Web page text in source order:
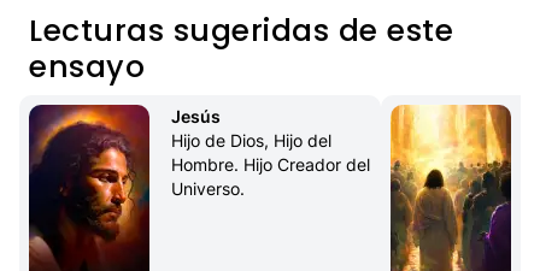
Lecturas sugeridas de este
ensayo
Jesús
Hijo de Dios, Hijo del
Hombre. Hijo Creador del
Universo.